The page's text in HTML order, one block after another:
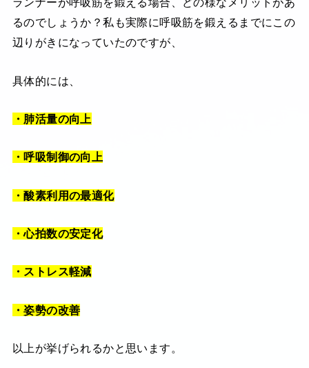
るのでしょうか？私も実際に呼吸筋を鍛えるまでにこの
辺りがきになっていたのですが、
具体的には、
・肺活量の向上
・呼吸制御の向上
・酸素利用の最適化
・心拍数の安定化
・ストレス軽減
・姿勢の改善
以上が挙げられるかと思います。